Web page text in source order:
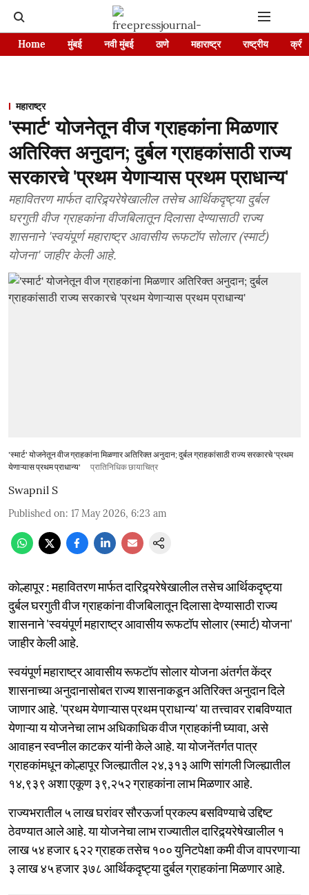
Home मुंबई नवी मुंबई ठाणे महाराष्ट्र राष्ट्रीय
महाराष्ट्र
'स्मार्ट' योजनेतून वीज ग्राहकांना मिळणार
अतिरिक्त अनुदान; दुर्बल ग्राहकांसाठी राज्य
सरकारचे 'प्रथम येणाऱ्यास प्रथम प्राधान्य'
महावितरण मार्फत दारिद्र्यरेषेखालील तसेच आर्थिकदृष्ट्या दुर्बल
घरगुती वीज ग्राहकांना वीजबिलातून दिलासा देण्यासाठी राज्य
शासनाने 'स्वयंपूर्ण महाराष्ट्र आवासीय रूफटॉप सोलार (स्मार्ट)
योजना' जाहीर केली आहे.
'स्मार्ट' योजनेतून वीज ग्राहकांना मिळणार अतिरिक्त अनुदान; दुर्बल ग्राहकांसाठी राज्य सरकारचे 'प्रथम
येणाऱ्यास प्रथम प्राधान्य'
प्रातिनिधिक छायाचित्र
Swapnil S
Published on: 17 May 2026, 6:23 am
कोल्हापूर : महावितरण मार्फत दारिद्र्यरेषेखालील तसेच आर्थिकदृष्ट्या
दुर्बल घरगुती वीज ग्राहकांना वीजबिलातून दिलासा देण्यासाठी राज्य
शासनाने 'स्वयंपूर्ण महाराष्ट्र आवासीय रूफटॉप सोलार (स्मार्ट) योजना'
जाहीर केली आहे.
स्वयंपूर्ण महाराष्ट्र आवासीय रूफटॉप सोलार योजना अंतर्गत केंद्र
शासनाच्या अनुदानासोबत राज्य शासनाकडून अतिरिक्त अनुदान दिले
जाणार आहे. 'प्रथम येणाऱ्यास प्रथम प्राधान्य' या तत्त्वावर राबविण्यात
येणाऱ्या य योजनेचा लाभ अधिकाधिक वीज ग्राहकांनी घ्यावा, असे
आवाहन स्वप्नील काटकर यांनी केले आहे. या योजनेंतर्गत पात्र
ग्राहकांमधून कोल्हापूर जिल्ह्यातील २४,३१३ आणि सांगली जिल्ह्यातील
१४,९३९ अशा एकूण ३९,२५२ ग्राहकांना लाभ मिळणार आहे.
राज्यभरातील ५ लाख घरांवर सौरऊर्जा प्रकल्प बसविण्याचे उद्दिष्ट
ठेवण्यात आले आहे. या योजनेचा लाभ राज्यातील दारिद्र्यरेषेखालील १
लाख ५४ हजार ६२२ ग्राहक तसेच १०० युनिटपेक्षा कमी वीज वापरणाऱ्या
३ लाख ४५ हजार ३७८ आर्थिकदृष्ट्या दुर्बल ग्राहकांना मिळणार आहे.